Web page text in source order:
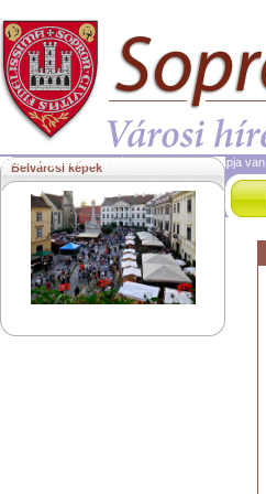
2026. augusztus 7.péntek | ma Ibolya napja van
Belvárosi képek